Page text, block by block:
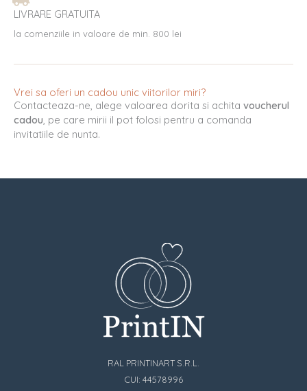
LIVRARE GRATUITA
la comenziile in valoare de min. 800 lei
Vrei sa oferi un cadou unic viitorilor miri?
Contacteaza-ne, alege valoarea dorita si achita voucherul
cadou , pe care mirii il pot folosi pentru a comanda
invitatiile de nunta.
RAL PRINTINART S.R.L.
CUI: 44578996